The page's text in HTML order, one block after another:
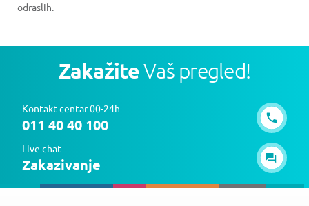
odraslih.
ZakažiteVaš pregled!
Kontakt centar 00-24h
011 40 40 100
Live chat
Zakazivanje